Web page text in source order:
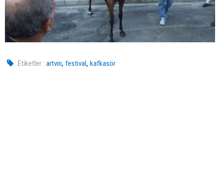
Etiketler : artvin,festival,kafkasör